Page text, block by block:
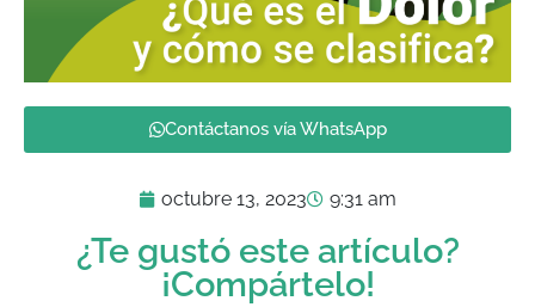
Contáctanos vía WhatsApp
octubre 13, 2023 9:31 am
¿Te gustó este artículo?
¡Compártelo!